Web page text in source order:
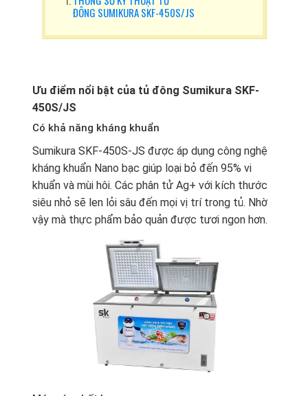
ĐÔNG SUMIKURA SKF-450S/JS
Ưu điểm nổi bật của tủ đông Sumikura SKF-
450S/JS
Có khả năng kháng khuẩn
Sumikura SKF-450S-JS được áp dụng công nghệ
kháng khuẩn Nano bạc giúp loại bỏ đến 95% vi
khuẩn và mùi hôi. Các phân tử Ag+ với kích thước
siêu nhỏ sẽ len lỏi sâu đến mọi vị trí trong tủ. Nhờ
vậy mà thực phẩm bảo quản được tươi ngon hơn.